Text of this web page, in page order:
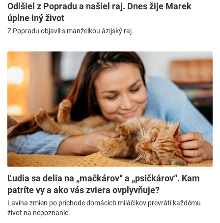
Odišiel z Popradu a našiel raj. Dnes žije Marek
úplne iný život
Z Popradu objavil s manželkou ázijský raj.
Ľudia sa delia na „mačkárov“ a „psičkárov“. Kam
patríte vy a ako vás zviera ovplyvňuje?
Lavína zmien po príchode domácich miláčikov prevráti každému
život na nepoznanie.